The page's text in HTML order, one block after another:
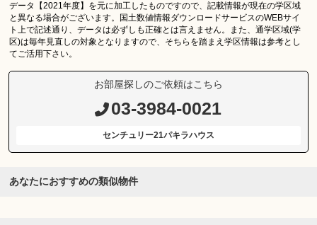
データ【2021年度】を元に加工したものですので、記載情報が現在の学区域
と異なる場合がございます。国土数値情報ダウンロードサービスのWEBサイ
ト上で記述通り、データは必ずしも正確とは言えません。また、通学区域(学
区)は毎年見直しの対象となりますので、そちらを踏まえ学区情報は参考とし
てご活用下さい。
お部屋探しのご依頼はこちら
03-3984-0021
センチュリー21パキラハウス
あなたにおすすめの類似物件